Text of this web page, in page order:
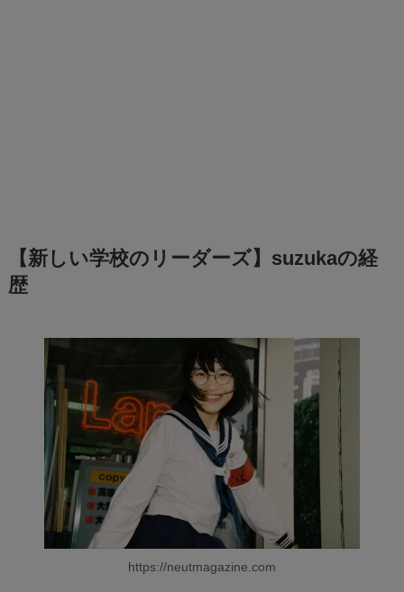
【新しい学校のリーダーズ】suzukaの経
歴
https://neutmagazine.com